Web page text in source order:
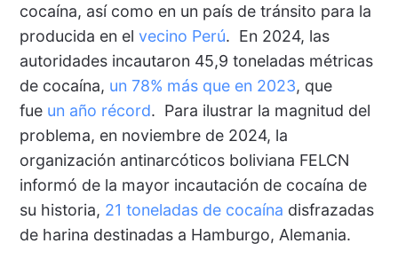
cocaína, así como en un país de tránsito para la
producida en el vecino Perú. En 2024, las
autoridades incautaron 45,9 toneladas métricas
de cocaína, un 78% más que en 2023, que
fue un año récord. Para ilustrar la magnitud del
problema, en noviembre de 2024, la
organización antinarcóticos boliviana FELCN
informó de la mayor incautación de cocaína de
su historia, 21 toneladas de cocaína disfrazadas
de harina destinadas a Hamburgo, Alemania.